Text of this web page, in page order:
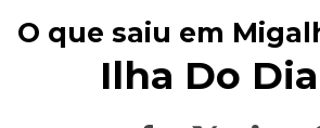
O que saiu em
Ilha Do